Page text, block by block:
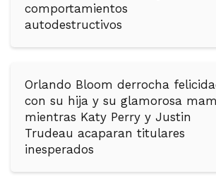
comportamientos
autodestructivos
Orlando Bloom derrocha
con su hija y su glamorosa
mientras Katy Perry y Justin
Trudeau acaparan titulares
inesperados